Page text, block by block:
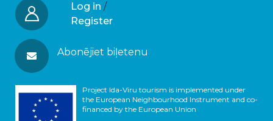
Log in /
Register
Abonējiet biļetenu
Project Ida-Viru tourism is implemented under
the European Neighbourhood Instrument and co-
financed by the European Union